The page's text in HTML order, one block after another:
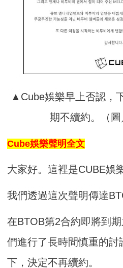
▲Cube娛樂早上否認，
期不續約。（圖
Cube娛樂聲明全文
大家好。這裡是CUBE娛
我們透過這次聲明傳達
在BTOB第2合約即將到
們進行了長時間慎重的討
下，決定不再續約。